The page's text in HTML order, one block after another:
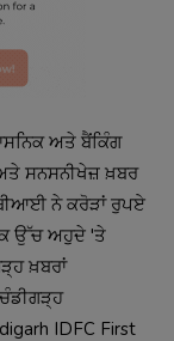
ਅਤੇ ਬੈਂਕਿੰਗ
ਸਨਸਨੀਖੇਜ਼ ਖ਼ਬਰ
ਨੇ ਕਰੋੜਾਂ ਰੁਪਏ
ਉੱਚ ਅਹੁਦੇ 'ਤੇ
ਖ਼ਬਰਾਂ
IDFC First